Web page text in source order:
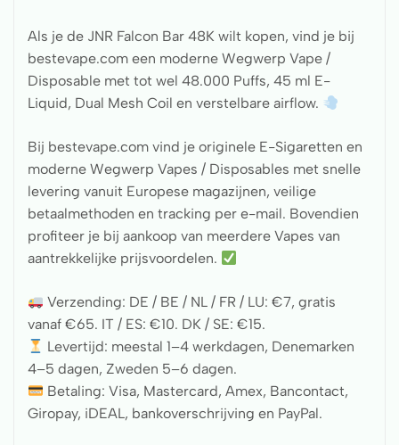
Als je de JNR Falcon Bar 48K wilt kopen, vind je bij
bestevape.com een moderne Wegwerp Vape /
Disposable met tot wel 48.000 Puffs, 45 ml E-
Liquid, Dual Mesh Coil en verstelbare airflow.
Bij bestevape.com vind je originele E-Sigaretten en
moderne Wegwerp Vapes / Disposables met snelle
levering vanuit Europese magazijnen, veilige
betaalmethoden en tracking per e-mail. Bovendien
profiteer je bij aankoop van meerdere Vapes van
aantrekkelijke prijsvoordelen.
Verzending: DE / BE / NL / FR / LU: €7, gratis
vanaf €65. IT / ES: €10. DK / SE: €15.
Levertijd: meestal 1–4 werkdagen, Denemarken
4–5 dagen, Zweden 5–6 dagen.
Betaling: Visa, Mastercard, Amex, Bancontact,
Giropay, iDEAL, bankoverschrijving en PayPal.